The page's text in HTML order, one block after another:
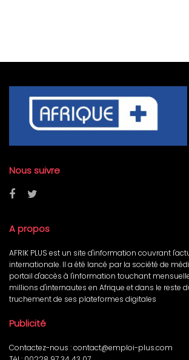
Nous suivre
A propos
AFRIK PLUS est un site d'information couvrant
internationale. Il a été lancé par la société de média
portail d'accès à l'information touchant
millions d'internautes en Afrique et dans le reste
truchement de ses plateformes digitales
Publicité
Contactez-nous :contact@emploi-plus.com